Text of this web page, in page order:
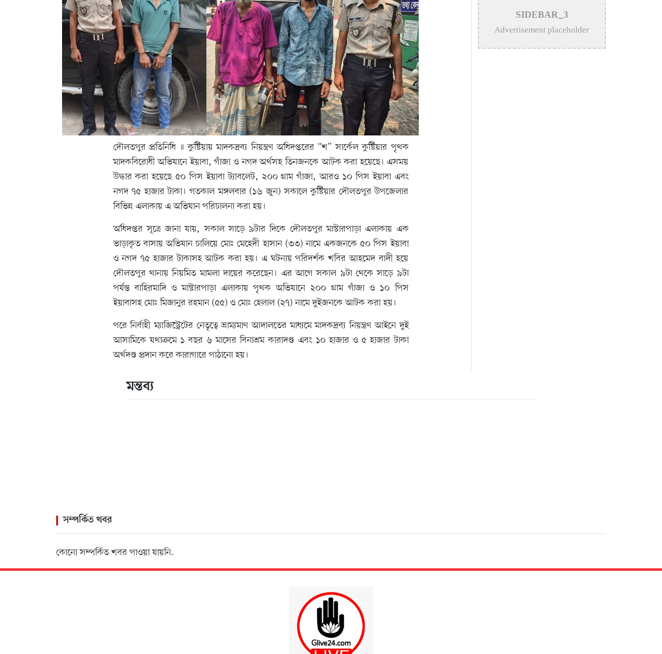
দৌলতপুর প্রতিনিধি ॥ কুষ্টিয়ায় মাদকদ্রব্য নিয়ন্ত্রণ অধিদপ্তরের “খ” সার্কেল কুষ্টিয়ার পৃথক
মাদকবিরোধী অভিযানে ইয়াবা, গাঁজা ও নগদ অর্থসহ তিনজনকে আটক করা হয়েছে। এসময়
উদ্ধার করা হয়েছে ৫০ পিস ইয়াবা ট্যাবলেট, ২০০ গ্রাম গাঁজা, আরও ১০ পিস ইয়াবা এবং
নগদ ৭৫ হাজার টাকা। গতকাল মঙ্গলবার (১৬ জুন) সকালে কুষ্টিয়ার দৌলতপুর উপজেলার
বিভিন্ন এলাকায় এ অভিযান পরিচালনা করা হয়।
অধিদপ্তর সূত্রে জানা যায়, সকাল সাড়ে ৯টার দিকে দৌলতপুর মাস্টারপাড়া এলাকায় এক
ভাড়াকৃত বাসায় অভিযান চালিয়ে মোঃ মেহেদী হাসান (৩৩) নামে একজনকে ৫০ পিস ইয়াবা
ও নগদ ৭৫ হাজার টাকাসহ আটক করা হয়। এ ঘটনায় পরিদর্শক খবির আহমেদ বাদী হয়ে
দৌলতপুর থানায় নিয়মিত মামলা দায়ের করেছেন। এর আগে সকাল ৯টা থেকে সাড়ে ৯টা
পর্যন্ত বাহিরমাদি ও মাস্টারপাড়া এলাকায় পৃথক অভিযানে ২০০ গ্রাম গাঁজা ও ১০ পিস
ইয়াবাসহ মোঃ মিজানুর রহমান (৫৫) ও মোঃ হেলাল (২৭) নামে দুইজনকে আটক করা হয়।
পরে নির্বাহী ম্যাজিস্ট্রেটের নেতৃত্বে ভ্রাম্যমাণ আদালতের মাধ্যমে মাদকদ্রব্য নিয়ন্ত্রণ আইনে দুই
আসামিকে যথাক্রমে ১ বছর ৬ মাসের বিনাশ্রম কারাদণ্ড এবং ১০ হাজার ও ৫ হাজার টাকা
অর্থদণ্ড প্রদান করে কারাগারে পাঠানো হয়।
অনুষ্ঠিত
>
পাটিকাবাড়ী ইউনিয়নের মাজিলা গ্রামে
ঐক্যের বন্ধন মানবসেবা ক্লাব’র উদ্বোধন
SIDEBAR_3
Advertisement placeholder
মন্তব্য
সম্পর্কিত খবর
কোনো সম্পর্কিত খবর পাওয়া যায়নি.